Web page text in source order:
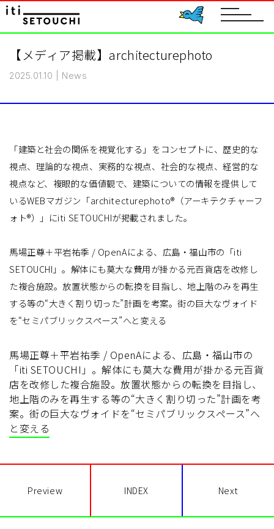
toggle
【メディア掲載】architecturephoto
2025.01.10 News
「建築と社会の関係を視覚化する」をコンセプトに、歴史的な
視点、理論的な視点、実務的な視点、社会的な視点、経営的な
視点など、複眼的な価値観で、建築についての情報を提供して
いるWEBマガジン「architecturephoto®（アーキテクチャーフ
ォト®）」にiti SETOUCHIが掲載されました。
馬場正尊＋平岩祐季 / OpenAによる、広島・福山市の「iti
SETOUCHI」。解体にも莫大な費用が掛かる元百貨店を改修し
た複合施設。放置状態からの転換を目指し、地上階のみを再生
する等の“大きく割り切った”計画を考案。街の巨大なヴォイド
を“セミパブリックスペース”へと変える
馬場正尊＋平岩祐季 / OpenAによる、広島・福山市の
「iti SETOUCHI」。解体にも莫大な費用が掛かる元百貨
店を改修した複合施設。放置状態からの転換を目指し、
地上階のみを再生する等の“大きく割り切った”計画を考
案。街の巨大なヴォイドを“セミパブリックスペース”へ
と変える
Preview INDEX Next